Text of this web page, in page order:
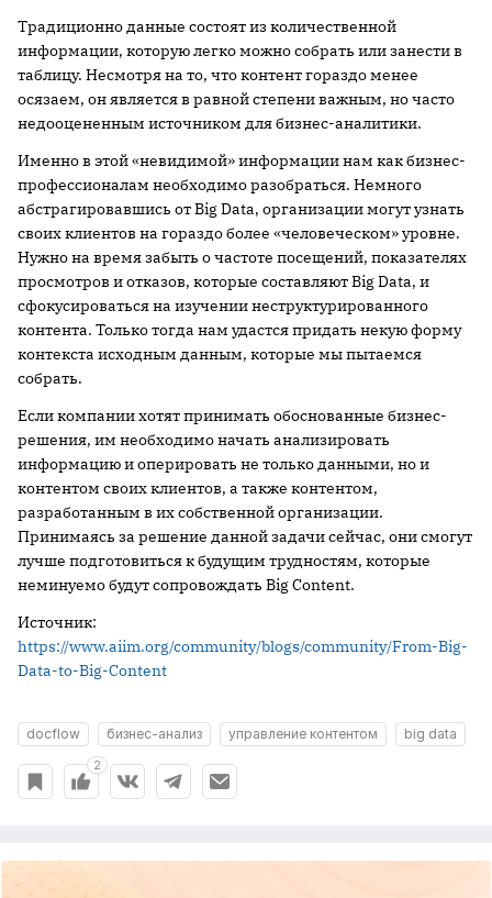
Традиционно данные состоят из количественной
информации, которую легко можно собрать или занести в
таблицу. Несмотря на то, что контент гораздо менее
осязаем, он является в равной степени важным, но часто
недооцененным источником для бизнес-аналитики.
Именно в этой «невидимой» информации нам как бизнес-
профессионалам необходимо разобраться. Немного
абстрагировавшись от Big Data, организации могут узнать
своих клиентов на гораздо более «человеческом» уровне.
Нужно на время забыть о частоте посещений, показателях
просмотров и отказов, которые составляют Big Data, и
сфокусироваться на изучении неструктурированного
контента. Только тогда нам удастся придать некую форму
контекста исходным данным, которые мы пытаемся
собрать.
Если компании хотят принимать обоснованные бизнес-
решения, им необходимо начать анализировать
информацию и оперировать не только данными, но и
контентом своих клиентов, а также контентом,
разработанным в их собственной организации.
Принимаясь за решение данной задачи сейчас, они смогут
лучше подготовиться к будущим трудностям, которые
неминуемо будут сопровождать Big Content.
Источник:
https://www.aiim.org/community/blogs/community/From-Big-
Data-to-Big-Content
docflow бизнес-анализ управление контентом big data
2